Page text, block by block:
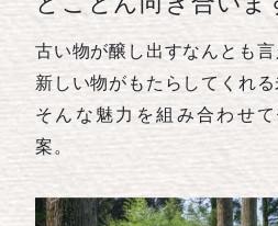
古い物が醸し出すなんとも言
新しい物がもたらしてくれる
そんな魅力を組み合わせ
案。